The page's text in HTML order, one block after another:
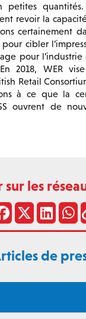
petites quantités.
revoir la
certainement
pour cibler
pour l’industrie
2018, WER vise
Retail
à ce que la
ouvrent de
sur les
de